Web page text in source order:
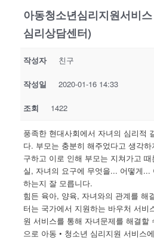
아동청소년심리지원서비
심리상담센터)
작성자 친구
작성일 2020-01-16 14:33
조회 1422
풍족한 현대사회에서 자녀의 심리적
다. 부모는 충분히 해주었다고 생각
구하고 이로 인해 부모는 지쳐가고
실, 자녀의 요구에 무엇을... 어떻게
하는지 잘 모릅니다.
힘든 육아, 양육, 자녀와의 관계를 해
터는 국가에서 지원하는 바우처 서비
원 서비스를 통해 자녀문제를 해결할
으로 아동 • 청소년 심리지원 서비스